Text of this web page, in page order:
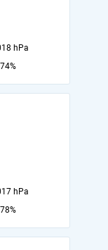
hPa
74%
hPa
78%